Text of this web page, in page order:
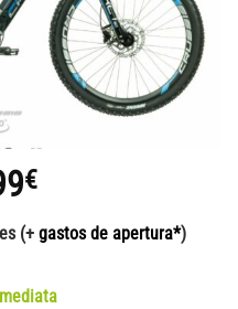
€
(+ gastos de apertura*)